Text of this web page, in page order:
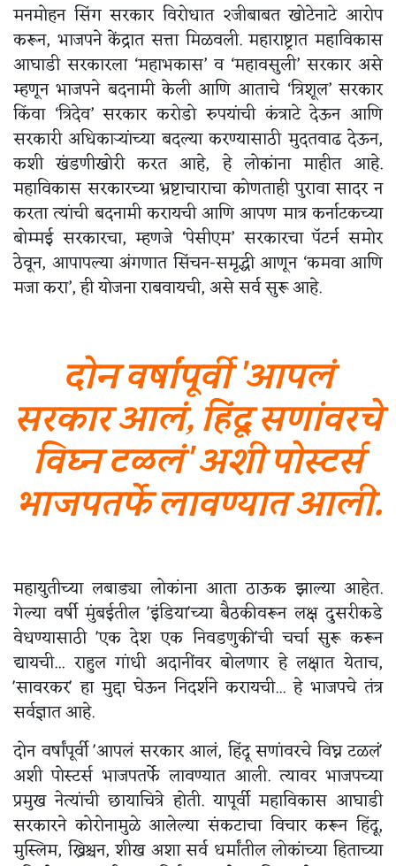
मनमोहन सिंग सरकार विरोधात २जीबाबत खोटेनाटे आरोप
करून, भाजपने केंद्रात सत्ता मिळवली. महाराष्ट्रात महाविकास
आघाडी सरकारला ‘महाभकास’ व ‘महावसुली’ सरकार असे
म्हणून भाजपने बदनामी केली आणि आताचे ‘त्रिशूल’ सरकार
किंवा ‘त्रिदेव’ सरकार करोडो रुपयांची कंत्राटे देऊन आणि
सरकारी अधिकाऱ्यांच्या बदल्या करण्यासाठी मुदतवाढ देऊन,
कशी खंडणीखोरी करत आहे, हे लोकांना माहीत आहे.
महाविकास सरकारच्या भ्रष्टाचाराचा कोणताही पुरावा सादर न
करता त्यांची बदनामी करायची आणि आपण मात्र कर्नाटकच्या
बोम्मई सरकारचा, म्हणजे ‘पेसीएम’ सरकारचा पॅटर्न समोर
ठेवून, आपापल्या अंगणात सिंचन-समृद्धी आणून ‘कमवा आणि
मजा करा’, ही योजना राबवायची, असे सर्व सुरू आहे.
दोन वर्षांपूर्वी 'आपलं
सरकार आलं, हिंदू सणांवरचे
विघ्न टळलं' अशी पोस्टर्स
भाजपतर्फे लावण्यात आली.
महायुतीच्या लबाड्या लोकांना आता ठाऊक झाल्या आहेत.
गेल्या वर्षी मुंबईतील 'इंडिया'च्या बैठकीवरून लक्ष दुसरीकडे
वेधण्यासाठी 'एक देश एक निवडणुकी'ची चर्चा सुरू करून
द्यायची... राहुल गांधी अदानींवर बोलणार हे लक्षात येताच,
'सावरकर' हा मुद्दा घेऊन निदर्शने करायची... हे भाजपचे तंत्र
सर्वज्ञात आहे.
दोन वर्षांपूर्वी 'आपलं सरकार आलं, हिंदू सणांवरचे विघ्न टळलं'
अशी पोस्टर्स भाजपतर्फे लावण्यात आली. त्यावर भाजपच्या
प्रमुख नेत्यांची छायाचित्रे होती. यापूर्वी महाविकास आघाडी
सरकारने कोरोनामुळे आलेल्या संकटाचा विचार करून हिंदू,
मुस्लिम, ख्रिश्चन, शीख अशा सर्व धर्मांतील लोकांच्या हिताच्या